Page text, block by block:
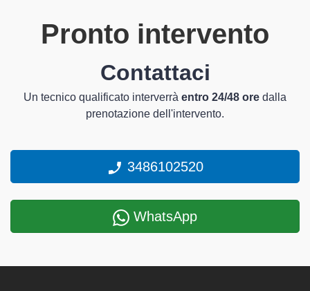
Pronto intervento
Contattaci
Un tecnico qualificato interverrà entro 24/48 ore dalla
prenotazione dell'intervento.
3486102520
WhatsApp